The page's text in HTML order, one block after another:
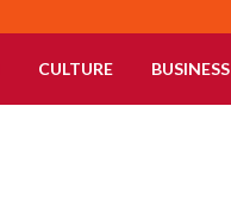
CULTURE BUSINESS